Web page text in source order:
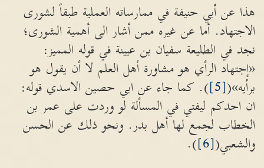
هذا عن أبي حنيفة في ممارساته العملية طبقاً لشورى
الاجتهاد. أما عن غيره ممن أشار الى أهمية الشورى؛
نجد في الطليعة سفيان بن عيينة في قوله المميز:
«إجتهاد الرأي هو مشاورة أهل العلم لا أن يقول هو
برأيه»([5]
). كما جاء عن ابي حصين الاسدي قوله:
ان احدكم ليفتي في المسألة لو وردت على عمر بن
الخطاب لجمع لها أهل بدر. ونحو ذلك عن الحسن
والشعبي([6]
).